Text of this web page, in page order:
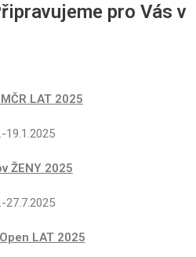
pro Vás v
LAT 2025
19.1.2025
ŽENY 2025
27.7.2025
LAT 2025